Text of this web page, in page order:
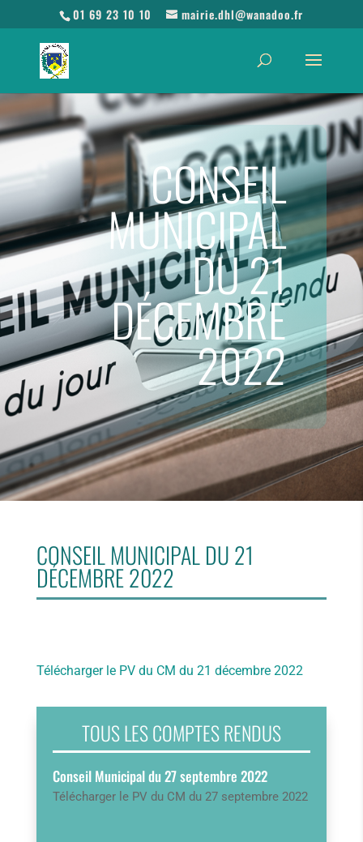
01 69 23 10 10 mairie.dhl@wanadoo.fr
CONSEIL
MUNICIPAL
DU 21
DÉCEMBRE
2022
CONSEIL MUNICIPAL DU 21
DÉCEMBRE 2022
Télécharger le PV du CM du 21 décembre 2022
TOUS LES COMPTES RENDUS
Conseil Municipal du 27 septembre 2022
Télécharger le PV du CM du 27 septembre 2022